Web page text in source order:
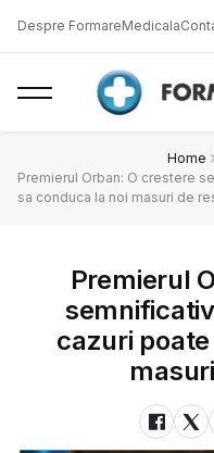
Despre FormareMedicala
Home
Premierul Orban: O crestere
sa conduca la noi masuri de
Premierul
cazuri